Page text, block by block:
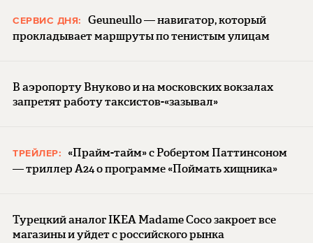
СЕРВИС ДНЯ:
Geuneullo — навигатор, который
прокладывает маршруты по тенистым улицам
В аэропорту Внуково и на московских вокзалах
запретят работу таксистов-«зазывал»
ТРЕЙЛЕР:
«Прайм-тайм» с Робертом Паттинсоном
— триллер A24 о программе «Поймать хищника»
Турецкий аналог IKEA Madame Coco закроет все
магазины и уйдет с российского рынка